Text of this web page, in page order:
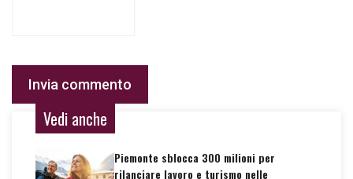
Vedi anche
Piemonte sblocca 300 milioni per
rilanciare lavoro e turismo nelle